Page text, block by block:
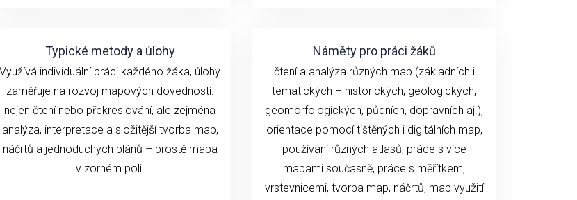
Typické metody a úlohy
Využívá individuální práci každého žáka, úlohy
zaměřuje na rozvoj mapových dovedností:
nejen čtení nebo překreslování, ale zejména
analýza, interpretace a složitější tvorba map,
náčrtů a jednoduchých plánů – prostě mapa
v zorném poli.
Náměty pro práci žáků
čtení a analýza různých map (základních i
tematických – historických, geologických,
geomorfologických, půdních, dopravních aj.),
orientace pomocí tištěných i digitálních map,
používání různých atlasů, práce s více
mapami současně, práce s měřítkem,
vrstevnicemi, tvorba map, náčrtů, map využití